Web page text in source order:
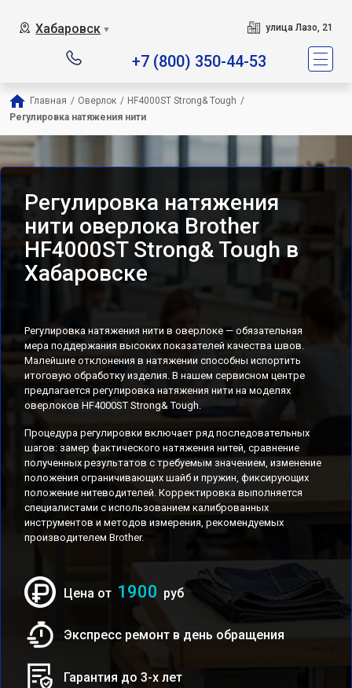
Хабаровск ▼ улица Лазо, 21
+7 (800) 350-44-53
Главная / Оверлок / HF4000ST Strong& Tough /
Регулировка натяжения нити
Регулировка натяжения
нити оверлока Brother
HF4000ST Strong& Tough в
Хабаровске
Регулировка натяжения нити в оверлоке — обязательная
мера поддержания высоких показателей качества швов.
Малейшие отклонения в натяжении способны испортить
итоговую обработку изделия. В нашем сервисном центре
предлагается регулировка натяжения нити на моделях
оверлоков HF4000ST Strong& Tough.
Процедура регулировки включает ряд последовательных
шагов: замер фактического натяжения нитей, сравнение
полученных результатов с требуемым значением, изменение
положения ограничивающих шайб и пружин, фиксирующих
положение нитеводителей. Корректировка выполняется
специалистами с использованием калиброванных
инструментов и методов измерения, рекомендуемых
производителем Brother.
Цена от 1900 руб
Экспресс ремонт в день обращения
Гарантия до 3-х лет